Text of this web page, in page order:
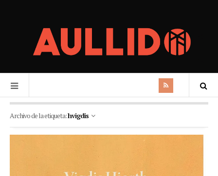
Archivo de la etiqueta:hvigdis